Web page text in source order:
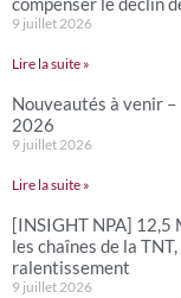
9 juillet 2026
Lire la suite »
Nouveautés à venir
2026
9 juillet 2026
Lire la suite »
[INSIGHT NPA] 12,5
les chaînes de la
ralentissement
9 juillet 2026